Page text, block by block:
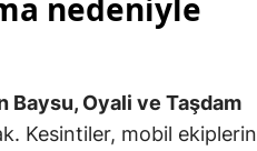
nedeniyle
Baysu, Oyali ve Taşdam
Kesintiler, mobil ekiplerin